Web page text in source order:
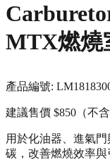
MTX燃燒
產品編號: LM1818
建議售價 $850 （不
用於化油器、進氣
碳，改善燃燒效率